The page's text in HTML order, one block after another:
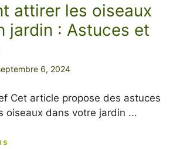
attirer les oiseaux
jardin : Astuces et
6, 2024
Cet article propose des astuces
oiseaux dans votre jardin ...